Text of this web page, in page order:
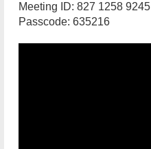
Meeting ID: 827 1258 9245
Passcode: 635216